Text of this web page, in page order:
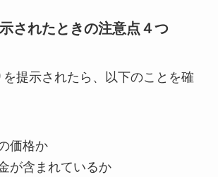
されたときの注意点４つ
を提示されたら、以下のことを確
価格か
が含まれているか